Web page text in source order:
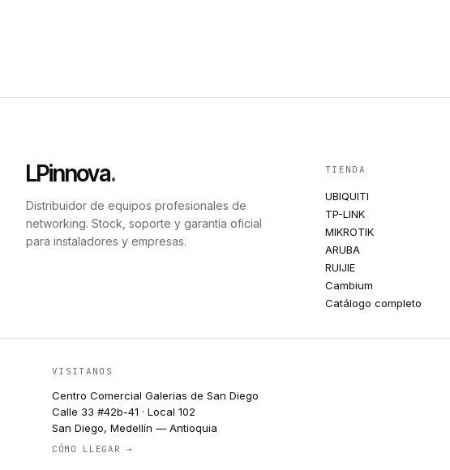
LPinnova.
Distribuidor de equipos profesionales de
networking. Stock, soporte y garantía oficial
para instaladores y empresas.
TIENDA
UBIQUITI
TP-LINK
MIKROTIK
ARUBA
RUIJIE
Cambium
Catálogo completo
VISITANOS
Centro Comercial Galerias de San Diego
Calle 33 #42b-41 · Local 102
San Diego, Medellín — Antioquia
CÓMO LLEGAR →